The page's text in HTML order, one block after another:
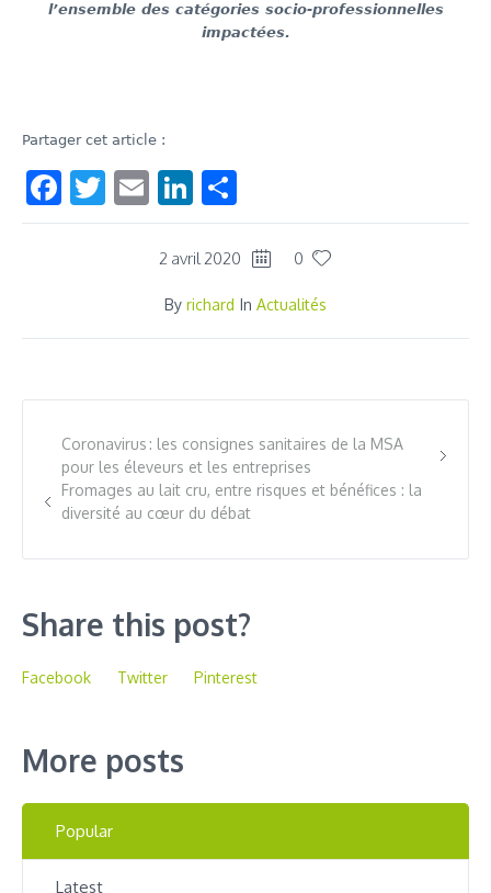
l’ensemble des catégories socio-professionnelles
impactées.
Partager cet article :
Facebook
Twitter
EmailLinkedIn
2 avril 2020 0
By richard In Actualités
Coronavirus : les consignes sanitaires de la MSA
pour les éleveurs et les entreprises
Fromages au lait cru, entre risques et bénéfices : la
diversité au cœur du débat
Share this post?
Facebook Twitter Pinterest
More posts
Popular
Latest